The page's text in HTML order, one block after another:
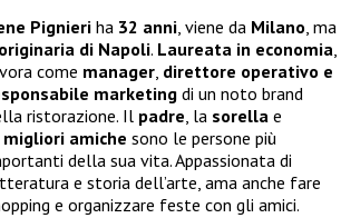
Pignieriha 32 anni, viene da Milano, ma
originaria di Napoli. Laureata in economia,
come manager, direttore operativo e
marketingdi un noto brand
ristorazione. Il padre, la sorella e
migliori amiche sono le persone più
della sua vita. Appassionata di
e storia dell’arte, ama anche fare
e organizzare feste con gli amici.